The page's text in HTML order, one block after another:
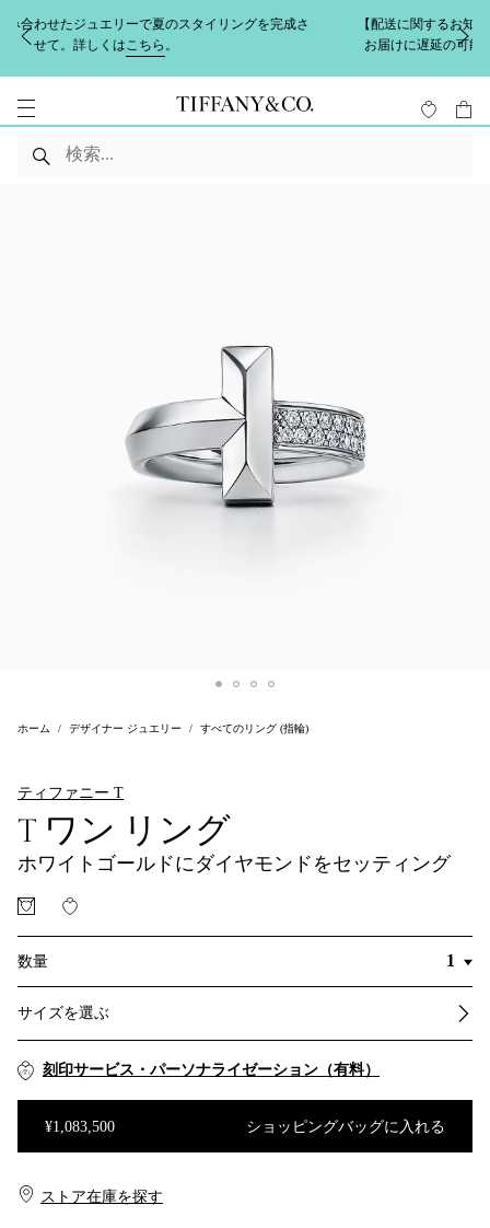
【配送に関するお知らせ】地震の影響により熊本県を中心にお荷物の
お届けに遅延の可能性がございます。詳しくは
をご覧くださ
デザイナー ジュエリー すべてのリング (指輪)
ティファニー T
T ワン リング
ホワイトゴールドにダイヤモンドをセッティング
数量
サイズを選ぶ
刻印サービス・パーソナライゼーション（有料）
¥1,083,500 ショッピングバッグに入れる
ストア在庫を探す​​